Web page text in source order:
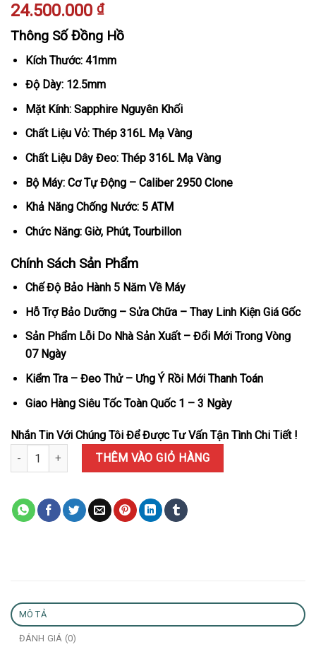
24.500.000 ₫
Thông Số Đồng Hồ
Kích Thước: 41mm
Độ Dày: 12.5mm
Mặt Kính: Sapphire Nguyên Khối
Chất Liệu Vỏ: Thép 316L Mạ Vàng
Chất Liệu Dây Đeo: Thép 316L Mạ Vàng
Bộ Máy: Cơ Tự Động – Caliber 2950 Clone
Khả Năng Chống Nước: 5 ATM
Chức Năng: Giờ, Phút, Tourbillon
Chính Sách Sản Phẩm
Chế Độ Bảo Hành 5 Năm Về Máy
Hỗ Trợ Bảo Dưỡng – Sửa Chữa – Thay Linh Kiện Giá Gốc
Sản Phẩm Lỗi Do Nhà Sản Xuất – Đổi Mới Trong Vòng
07 Ngày
Kiểm Tra – Đeo Thử – Ưng Ý Rồi Mới Thanh Toán
Giao Hàng Siêu Tốc Toàn Quốc 1 – 3 Ngày
Nhắn Tin Với Chúng Tôi Để Được Tư Vấn Tận Tình Chi Tiết !
Đồng Hồ Audemars Piguet Royal Oak Selfwinding Flying
THÊM VÀO GIỎ HÀNG
MÔ TẢ
ĐÁNH GIÁ (0)